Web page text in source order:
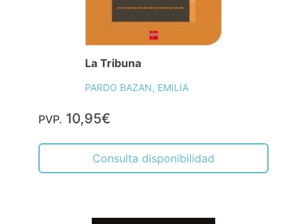
La Tribuna
PARDO BAZAN, EMILIA
PVP. 10,95€
Consulta disponibilidad